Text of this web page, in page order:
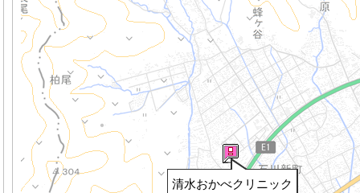
清水おかべクリニック